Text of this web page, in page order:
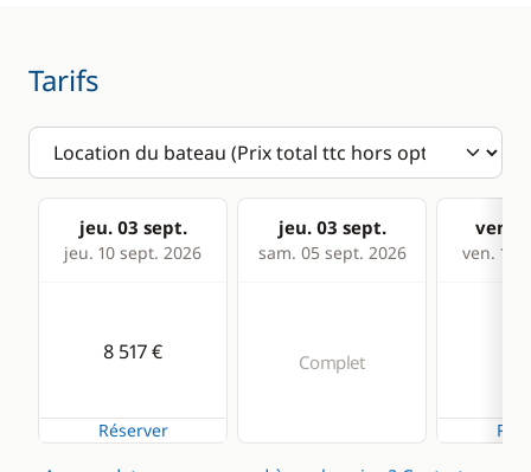
GPS
Lecteur de cartes
Sondeur
VHF
Congélateur
Ice Maker
Dessalinisateur
Tarifs
jeu. 03 sept.
jeu. 10 sept. 2026
jeu. 03 sept.
sam. 05 sept. 2026
ven.
ven. 11
8 517 €
Réserver
Complet